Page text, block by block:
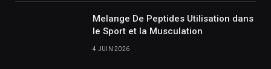
Melange De Peptides Utilisation dans
le Sport et la Musculation
4 JUIN 2026